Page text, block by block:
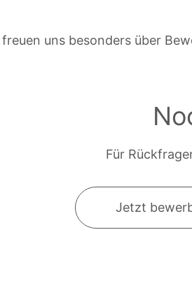
uns besonders über
Für
Jetzt